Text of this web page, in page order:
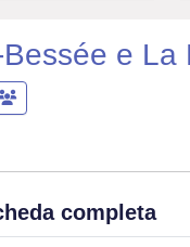
e
completa